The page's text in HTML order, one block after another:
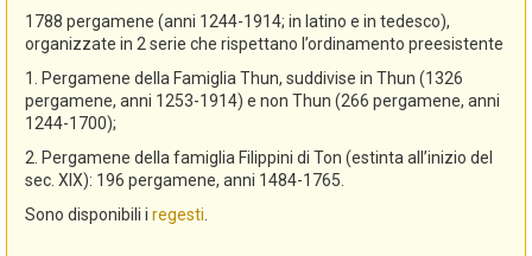
1788 pergamene (anni 1244-1914; in latino e in tedesco),
organizzate in 2 serie che rispettano l’ordinamento preesistente
1. Pergamene della Famiglia Thun, suddivise in Thun (1326
pergamene, anni 1253-1914) e non Thun (266 pergamene, anni
1244-1700);
2. Pergamene della famiglia Filippini di Ton (estinta all’inizio del
sec. XIX): 196 pergamene, anni 1484-1765.
Sono disponibili i regesti